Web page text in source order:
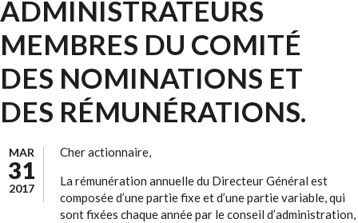
ADMINISTRATEURS
MEMBRES DU COMITÉ
DES NOMINATIONS ET
DES RÉMUNÉRATIONS.
MAR
31
2017
Cher actionnaire,
La rémunération annuelle du Directeur Général est
composée d’une partie fixe et d’une partie variable, qui
sont fixées chaque année par le conseil d’administration,